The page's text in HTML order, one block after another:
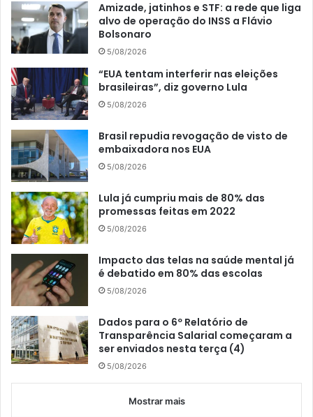
Amizade, jatinhos e STF: a rede que liga
alvo de operação do INSS a Flávio
Bolsonaro
5/08/2026
“EUA tentam interferir nas eleições
brasileiras”, diz governo Lula
5/08/2026
Brasil repudia revogação de visto de
embaixadora nos EUA
5/08/2026
Lula já cumpriu mais de 80% das
promessas feitas em 2022
5/08/2026
Impacto das telas na saúde mental já
é debatido em 80% das escolas
5/08/2026
Dados para o 6º Relatório de
Transparência Salarial começaram a
ser enviados nesta terça (4)
5/08/2026
Mostrar mais